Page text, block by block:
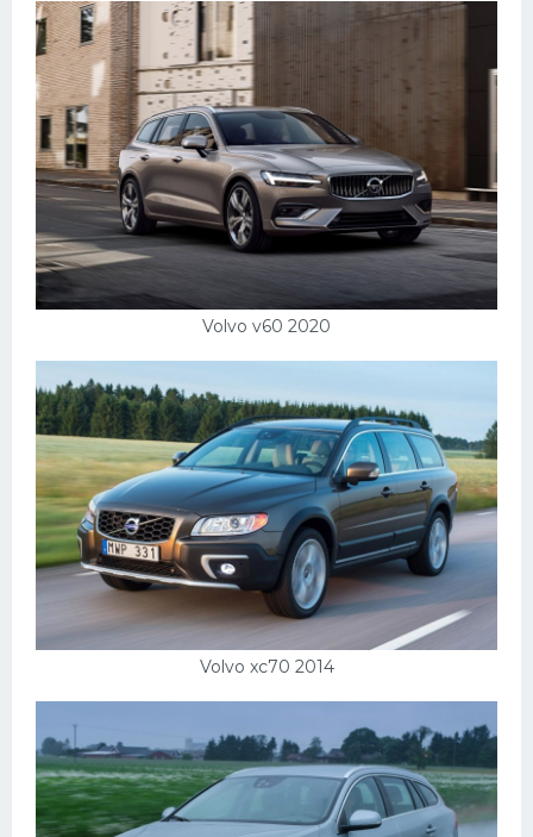
Volvo v60 2020
Volvo xc70 2014